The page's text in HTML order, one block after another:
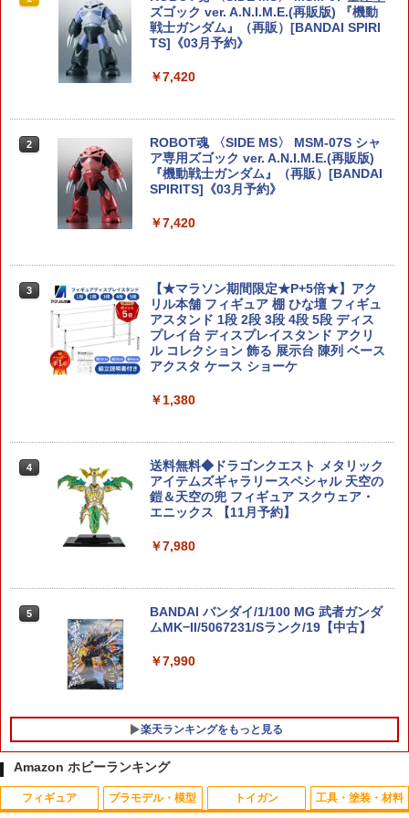
スピリッツ) HGUC 1/144 ザク2改 (機動
戦士ガンダム0080 ポケットの中の戦争)
【中古】[PTM] HGUC 1/144 PMX-003
ジ・オ 機動戦士Zガンダム プラモデル(5
059568) バンダイスピリッツ(20220316)
No.189 スバル WRX STI EJ20 Final Edi
tion プラモデル
￥3,730
トランスフォーマー NL-06 オートボット
クリルマーカー 30色 金属色系・グレー
質繊維 生地 ガラス 金属 DIY ペイント 速
乾 画材 絵の具 クリスマス プレゼント プ
ラモデルにも適合
￥3,999
ズゴック ver. A.N.I.M.E.(再販版) 『機動
戦士ガンダム』（再販）[BANDAI SPIRI
TS]《03月予約》
￥7,420
2
ROBOT魂 〈SIDE MS〉 MSM-07S シャ
ア専用ズゴック ver. A.N.I.M.E.(再販版)
『機動戦士ガンダム』（再販）[BANDAI
SPIRITS]《03月予約》
￥7,420
3
【★マラソン期間限定★P+5倍★】アク
リル本舗 フィギュア 棚 ひな壇 フィギュ
アスタンド 1段 2段 3段 4段 5段 ディス
プレイ台 ディスプレイスタンド アクリ
ル コレクション 飾る 展示台 陳列 ベース
アクスタ ケース ショーケ
￥1,380
4
送料無料◆ドラゴンクエスト メタリック
アイテムズギャラリースペシャル 天空の
鎧＆天空の兜 フィギュア スクウェア・
エニックス 【11月予約】
￥7,980
5
BANDAI バンダイ/1/100 MG 武者ガンダ
ムMK−II/5067231/Sランク/19【中古】
￥7,990
楽天ランキングをもっと見る
1 HITCALL ヒットコール 天然由来成分PL
1 タミヤ OP.1862 サーボ用アルミ段付ビス
Amazon ホビーランキング
フィギュア プラモデル・模型 トイガン 工具・塗装・材料